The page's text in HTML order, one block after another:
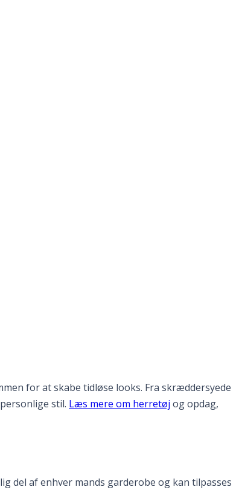
for at skabe tidløse looks. Fra skræddersyede
stil. Læs mere om herretøj og opdag,
del af enhver mands garderobe og kan tilpasses